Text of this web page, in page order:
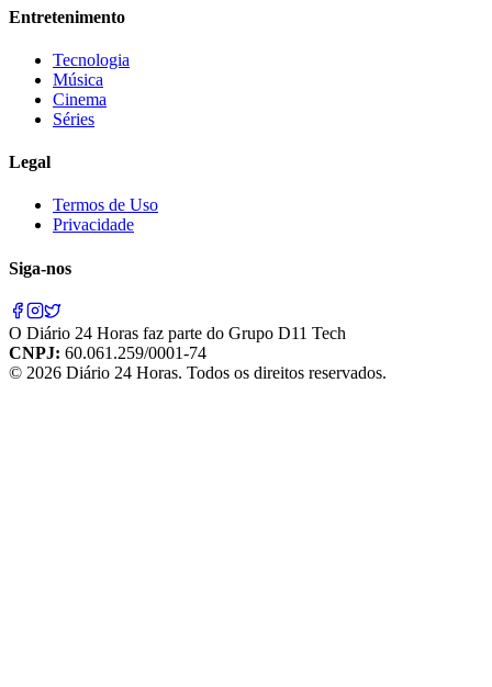
Entretenimento
Tecnologia
Música
Cinema
Séries
Legal
Termos de Uso
Privacidade
Siga-nos
O Diário 24 Horas faz parte do Grupo D11 Tech
CNPJ: 60.061.259/0001-74
© 2026 Diário 24 Horas. Todos os direitos reservados.